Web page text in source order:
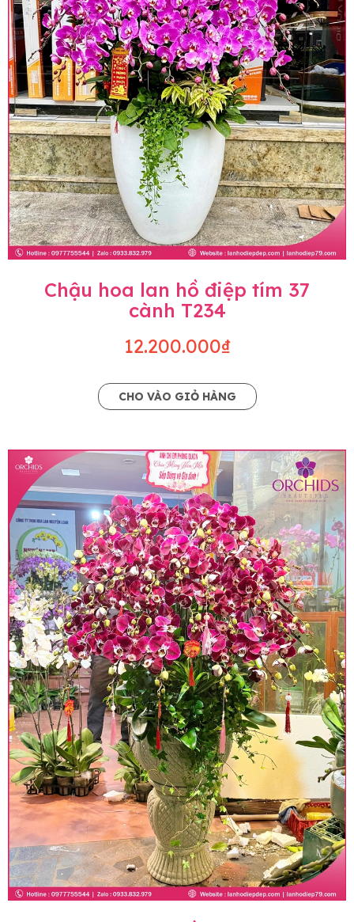
Chậu hoa lan hồ điệp tím 37
cành T234
12.200.000₫
CHO VÀO GIỎ HÀNG